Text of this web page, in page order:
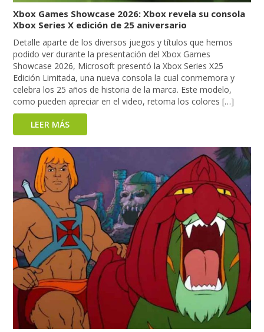
Xbox Games Showcase 2026: Xbox revela su consola
Xbox Series X edición de 25 aniversario
Detalle aparte de los diversos juegos y títulos que hemos
podido ver durante la presentación del Xbox Games
Showcase 2026, Microsoft presentó la Xbox Series X25
Edición Limitada, una nueva consola la cual conmemora y
celebra los 25 años de historia de la marca. Este modelo,
como pueden apreciar en el video, retoma los colores […]
LEER MÁS